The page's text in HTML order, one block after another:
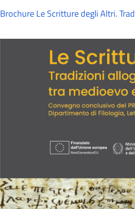
Brochure Le Scritture degli Altri.